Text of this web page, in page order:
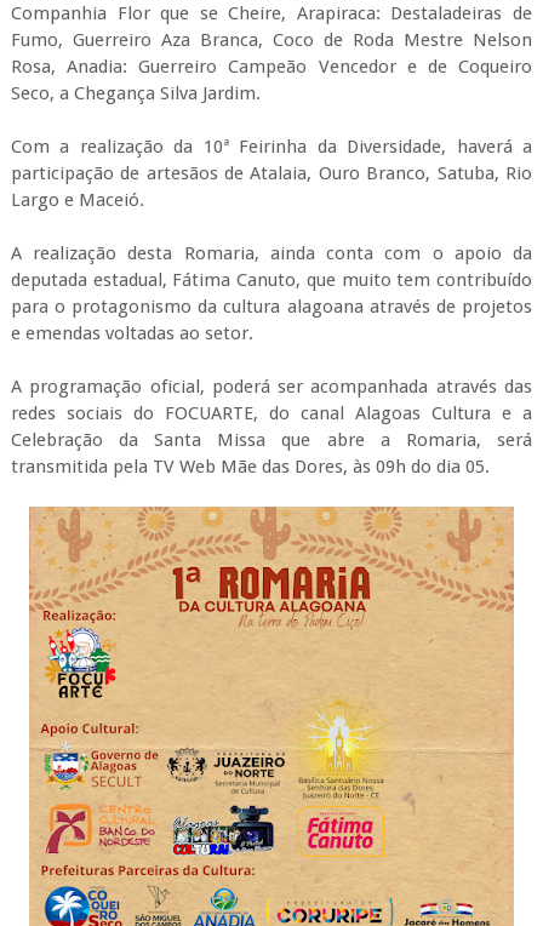
Companhia Flor que se Cheire, Arapiraca: Destaladeiras de
Fumo, Guerreiro Aza Branca, Coco de Roda Mestre Nelson
Rosa, Anadia: Guerreiro Campeão Vencedor e de Coqueiro
Seco, a Chegança Silva Jardim.
Com a realização da 10ª Feirinha da Diversidade, haverá a
participação de artesãos de Atalaia, Ouro Branco, Satuba, Rio
Largo e Maceió.
A realização desta Romaria, ainda conta com o apoio da
deputada estadual, Fátima Canuto, que muito tem contribuído
para o protagonismo da cultura alagoana através de projetos
e emendas voltadas ao setor.
A programação oficial, poderá ser acompanhada através das
redes sociais do FOCUARTE, do canal Alagoas Cultura e a
Celebração da Santa Missa que abre a Romaria, será
transmitida pela TV Web Mãe das Dores, às 09h do dia 05.